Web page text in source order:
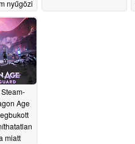
nyűgözi
Age
miatt